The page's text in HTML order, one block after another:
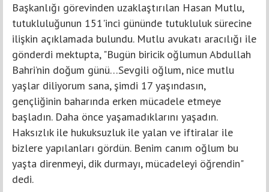
Başkanlığı görevinden uzaklaştırılan Hasan Mutlu,
tutukluluğunun 151'inci gününde tutukluluk sürecine
ilişkin açıklamada bulundu. Mutlu avukatı aracılığı ile
gönderdi mektupta, "Bugün biricik oğlumun Abdullah
Bahri’nin doğum günü…Sevgili oğlum, nice mutlu
yaşlar diliyorum sana, şimdi 17 yaşındasın,
gençliğinin baharında erken mücadele etmeye
başladın. Daha önce yaşamadıklarını yaşadın.
Haksızlık ile hukuksuzluk ile yalan ve iftiralar ile
bizlere yapılanları gördün. Benim canım oğlum bu
yaşta direnmeyi, dik durmayı, mücadeleyi öğrendin"
dedi.